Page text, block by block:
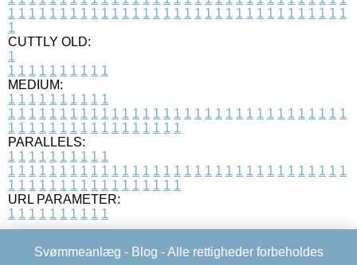
1 1 1 1 1 1 1 1 1 1 1 1 1 1 1 1 1 1 1 1 1 1 1 1 1 1 1 1 1 1 1 1 1
1
CUTTLY OLD:
1
1 1 1 1 1 1 1 1 1 1
MEDIUM:
1 1 1 1 1 1 1 1 1 1
1 1 1 1 1 1 1 1 1 1 1 1 1 1 1 1 1 1 1 1 1 1 1 1 1 1 1 1 1 1 1 1 1
1 1 1 1 1 1 1 1 1 1 1 1 1 1 1 1 1
PARALLELS:
1 1 1 1 1 1 1 1 1 1
1 1 1 1 1 1 1 1 1 1 1 1 1 1 1 1 1 1 1 1 1 1 1 1 1 1 1 1 1 1 1 1 1
1 1 1 1 1 1 1 1 1 1 1 1 1 1 1 1 1
URL PARAMETER:
1 1 1 1 1 1 1 1 1 1
Svømmeanlæg - Blog - Alle rettigheder forbeholdes